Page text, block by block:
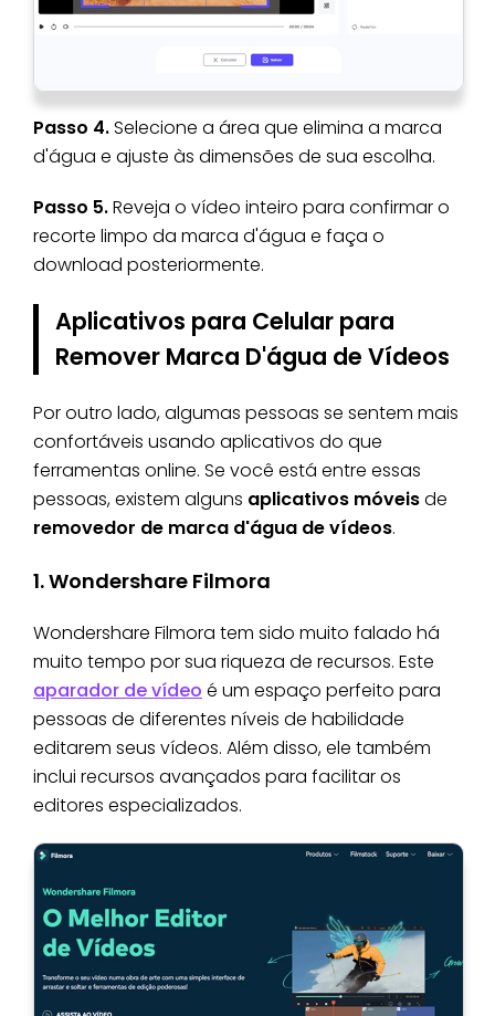
Passo 4.Selecione a área que elimina a marca
d'água e ajuste às dimensões de sua escolha.
Passo 5.Reveja o vídeo inteiro para confirmar o
recorte limpo da marca d'água e faça o
download posteriormente.
Aplicativos para Celular para
Remover Marca D'água de Vídeos
Por outro lado, algumas pessoas se sentem mais
confortáveis usando aplicativos do que
ferramentas online. Se você está entre essas
pessoas, existem alguns aplicativos móveisde
removedor de marca d'água de vídeos.
1. Wondershare Filmora
Wondershare Filmora tem sido muito falado há
muito tempo por sua riqueza de recursos. Este
aparador de vídeo é um espaço perfeito para
pessoas de diferentes níveis de habilidade
editarem seus vídeos. Além disso, ele também
inclui recursos avançados para facilitar os
editores especializados.